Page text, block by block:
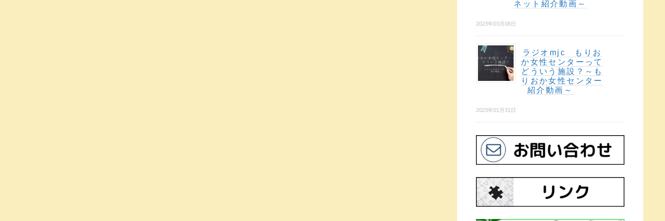
ネット紹介動画～
2023年03月08日
ラジオmjc もりお
か女性センターって
どういう施設？～も
りおか女性センター
紹介動画～
2023年01月31日